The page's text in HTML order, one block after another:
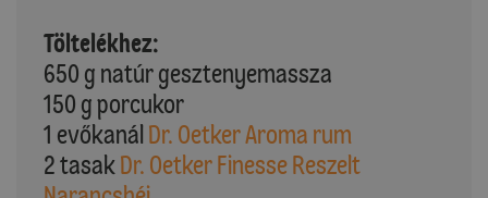
Töltelékhez:
650 g natúr gesztenyemassza
150 g porcukor
1 evőkanálDr. Oetker Aroma rum
2 tasak Dr. Oetker Finesse Reszelt